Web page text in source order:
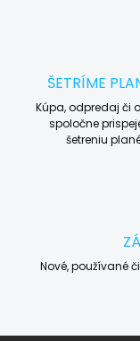
ŠETRÍME
Kúpa, odpredaj či
spoločne
šetreniu
Nové, používané